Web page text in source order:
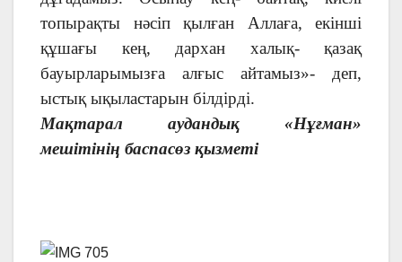
топырақты нәсіп қылған Аллаға, екінші
құшағы кең, дархан халық- қазақ
бауырларымызға алғыс айтамыз»- деп,
ыстық ықыластарын білдірді.
Мақтарал аудандық «Нұғман»
мешітінің баспасөз қызметі